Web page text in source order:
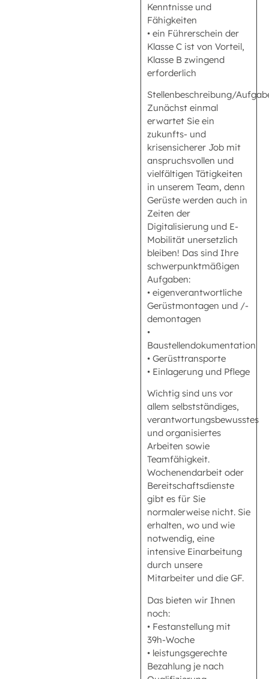
Kenntnisse und
Fähigkeiten
• ein Führerschein der
Klasse C ist von Vorteil,
Klasse B zwingend
erforderlich
Stellenbeschreibung/
Zunächst einmal
erwartet Sie ein
zukunfts- und
krisensicherer Job mit
anspruchsvollen und
vielfältigen Tätigkeiten
in unserem Team, denn
Gerüste werden auch in
Zeiten der
Digitalisierung und E-
Mobilität unersetzlich
bleiben! Das sind Ihre
schwerpunktmäßigen
Aufgaben:
• eigenverantwortliche
Gerüstmontagen und /-
demontagen
•
Baustellendokumentation
• Gerüsttransporte
• Einlagerung und Pflege
Wichtig sind uns vor
allem selbstständiges,
verantwortungsbewusstes
und organisiertes
Arbeiten sowie
Teamfähigkeit.
Wochenendarbeit oder
Bereitschaftsdienste
gibt es für Sie
normalerweise nicht. Sie
erhalten, wo und wie
notwendig, eine
intensive Einarbeitung
durch unsere
Mitarbeiter und die GF.
Das bieten wir Ihnen
noch:
• Festanstellung mit
39h-Woche
• leistungsgerechte
Bezahlung je nach